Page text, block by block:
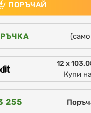
ПОРЪЧАЙ
12 x
Купи
255